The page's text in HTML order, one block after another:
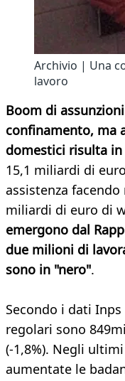
Archivio | Una
lavoro
Boom di
confinamento, ma
domestici risulta in
15,1 miliardi di
assistenza
miliardi di euro di
emergono dal
due milioni di
sono in "nero".
Secondo i dati
regolari sono
(-1,8%). Negli
aumentate le